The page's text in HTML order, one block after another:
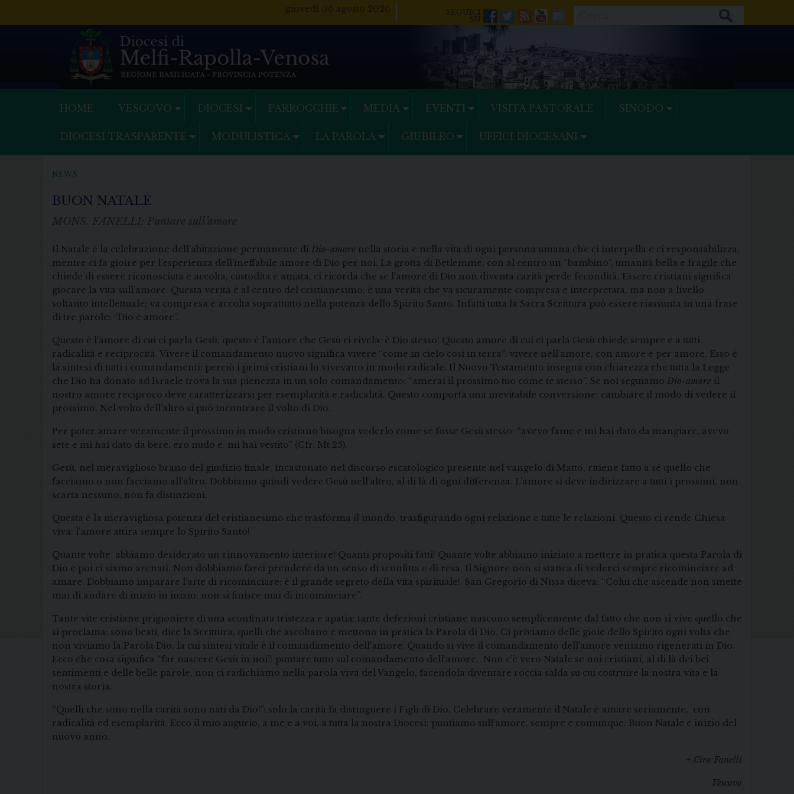
giovedì 06 agosto 2026
Facebook
Twitter
FeedsYoutube
Mail
HOME VESCOVO DIOCESI PARROCCHIE MEDIA EVENTI VISITA PASTORALE SINODO
DIOCESI TRASPARENTE MODULISTICA LA PAROLA GIUBILEO UFFICI DIOCESANI
NEWS
BUON NATALE
MONS. FANELLI: Puntare sull’amore
Il Natale è la celebrazione dell’abitazione permanente di Dio-amore nella storia e nella vita di ogni persona umana che ci interpella e ci responsabilizza,
mentre ci fa gioire per l’esperienza dell’ineffabile amore di Dio per noi. La grotta di Betlemme, con al centro un “bambino”, umanità bella e fragile che
chiede di essere riconosciuta e accolta, custodita e amata, ci ricorda che se l’amore di Dio non diventa carità perde fecondità. Essere cristiani significa
giocare la vita sull’amore. Questa verità è al centro del cristianesimo; è una verità che va sicuramente compresa e interpretata, ma non a livello
soltanto intellettuale; va compresa e accolta soprattutto nella potenza dello Spirito Santo. Infatti tutta la Sacra Scrittura può essere riassunta in una frase
di tre parole: “Dio è amore”.
Questo è l’amore di cui ci parla Gesù; questo è l’amore che Gesù ci rivela: è Dio stesso! Questo amore di cui ci parla Gesù chiede sempre e a tutti
radicalità e reciprocità. Vivere il comandamento nuovo significa vivere “come in cielo così in terra”: vivere nell’amore, con amore e per amore. Esso è
la sintesi di tutti i comandamenti; perciò i primi cristiani lo vivevano in modo radicale. Il Nuovo Testamento insegna con chiarezza che tutta la Legge
che Dio ha donato ad Israele trova la sua pienezza in un solo comandamento: “amerai il prossimo tuo come te stesso”. Se noi seguiamo Dio-amore il
nostro amore reciproco deve caratterizzarsi per esemplarità e radicalità. Questo comporta una inevitabile conversione: cambiare il modo di vedere il
prossimo. Nel volto dell’altro si può incontrare il volto di Dio.
Per poter amare veramente il prossimo in modo cristiano bisogna vederlo come se fosse Gesù stesso: “avevo fame e mi hai dato da mangiare, avevo
sete e mi hai dato da bere, ero nudo e mi hai vestito” (Cfr. Mt 25).
Gesù, nel meraviglioso brano del giudizio finale, incastonato nel discorso escatologico presente nel vangelo di Matto, ritiene fatto a sé quello che
facciamo o non facciamo all’altro. Dobbiamo quindi vedere Gesù nell’altro, al di là di ogni differenza. L’amore si deve indirizzare a tutti i prossimi, non
scarta nessuno, non fa distinzioni.
Questa è la meravigliosa potenza del cristianesimo che trasforma il mondo, trasfigurando ogni relazione e tutte le relazioni. Questo ci rende Chiesa
viva: l’amore attira sempre lo Spirito Santo!
Quante volte abbiamo desiderato un rinnovamento interiore! Quanti propositi fatti! Quante volte abbiamo iniziato a mettere in pratica questa Parola di
Dio e poi ci siamo arenati. Non dobbiamo farci prendere da un senso di sconfitta e di resa. Il Signore non si stanca di vederci sempre ricominciare ad
amare. Dobbiamo imparare l’arte di ricominciare: è il grande segreto della vita spirituale! San Gregorio di Nissa diceva: “Colui che ascende non smette
mai di andare di inizio in inizio: non si finisce mai di incominciare”.
Tante vite cristiane prigioniere di una sconfinata tristezza e apatia; tante defezioni cristiane nascono semplicemente dal fatto che non si vive quello che
si proclama: sono beati, dice la Scrittura, quelli che ascoltano e mettono in pratica la Parola di Dio. Ci priviamo delle gioie dello Spirito ogni volta che
non viviamo la Parola Dio, la cui sintesi vitale è il comandamento dell’amore. Quando si vive il comandamento dell’amore veniamo rigenerati in Dio.
Ecco che cosa significa “far nascere Gesù in noi”: puntare tutto sul comandamento dell’amore. Non c’è vero Natale se noi cristiani, al di là dei bei
sentimenti e delle belle parole, non ci radichiamo nella parola viva del Vangelo, facendola diventare roccia salda su cui costruire la nostra vita e la
nostra storia.
“Quelli che sono nella carità sono nati da Dio!”: solo la carità fa distinguere i Figli di Dio. Celebrare veramente il Natale è amare seriamente, con
radicalità ed esemplarità. Ecco il mio augurio, a me e a voi, a tutta la nostra Diocesi: puntiamo sull’amore, sempre e comunque. Buon Natale e inizio del
nuovo anno.
+ Ciro Fanelli
Vescovo